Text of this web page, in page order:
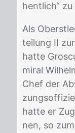
hent­lich“
Als
tei­lung II
hat­te
mi­ral
Chef der
hat­te er
nen, so